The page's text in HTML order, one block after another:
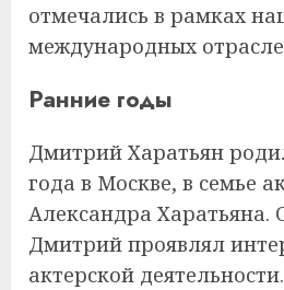
отмечались в рамках
международных
Ранние годы
Дмитрий Харатьян
года в Москве, в семье
Александра Харатьяна.
Дмитрий проявлял
актерской